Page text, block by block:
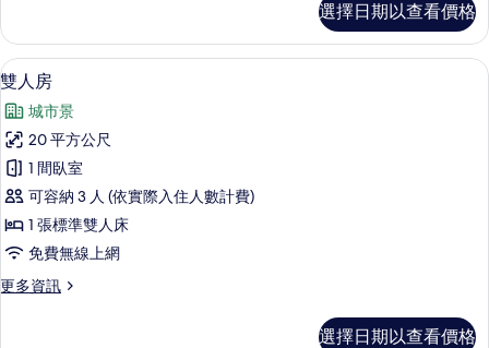
有
相
片
房-
附
陽
的
詳
情
選擇日期以查看價格
顯
示
雙
人
房
的
所
相
9
雙人房
城市景
20 平方公尺
1 間臥室
可容納 3 人 (依實際入住人數計費)
1 張標準雙人床
免費無線上網
更多資訊
更
選擇日期以查看價格